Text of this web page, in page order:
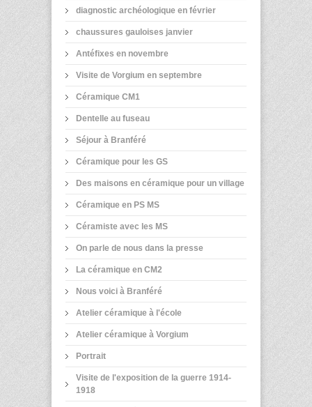
diagnostic archéologique en février
chaussures gauloises janvier
Antéfixes en novembre
Visite de Vorgium en septembre
Céramique CM1
Dentelle au fuseau
Séjour à Branféré
Céramique pour les GS
Des maisons en céramique pour un village
Céramique en PS MS
Céramiste avec les MS
On parle de nous dans la presse
La céramique en CM2
Nous voici à Branféré
Atelier céramique à l'école
Atelier céramique à Vorgium
Portrait
Visite de l'exposition de la guerre 1914-
1918